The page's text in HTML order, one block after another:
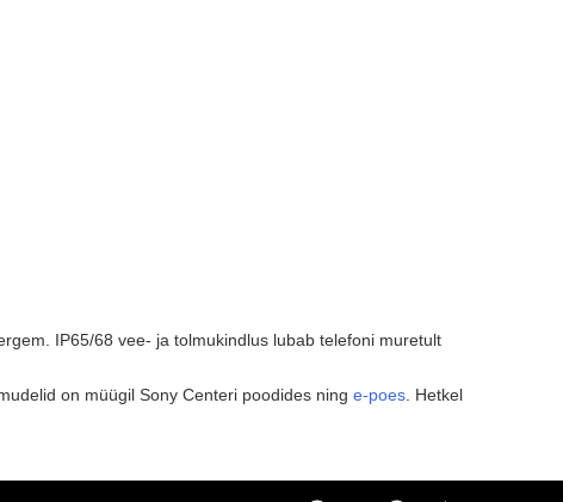
IP65/68 vee- ja tolmukindlus lubab telefoni muretult
on müügil Sony Centeri poodides ning e-poes . Hetkel